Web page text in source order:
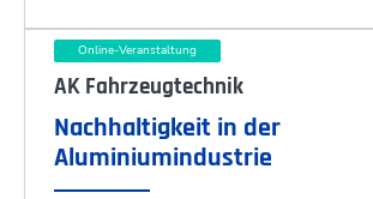
Online-Veranstaltung
AK Fahrzeugtechnik
Nachhaltigkeit in der
Aluminiumindustrie